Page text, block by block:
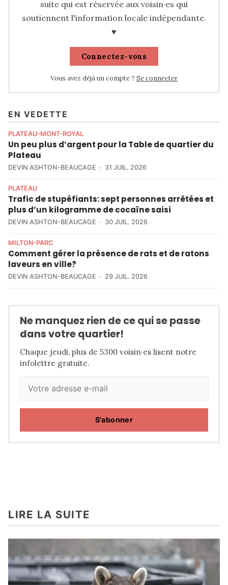
suite qui est réservée aux voisin·es qui
soutiennent l'information locale indépendante.
♥
Connectez-vous
Vous avez déjà un compte ? Se connecter
EN VEDETTE
PLATEAU-MONT-ROYAL
Un peu plus d’argent pour la Table de quartier du
Plateau
DEVIN ASHTON-BEAUCAGE 31 JUIL. 2026
PLATEAU
Trafic de stupéfiants: sept personnes arrêtées et
plus d’un kilogramme de cocaïne saisi
DEVIN ASHTON-BEAUCAGE 30 JUIL. 2026
MILTON-PARC
Comment gérer la présence de rats et de ratons
laveurs en ville?
DEVIN ASHTON-BEAUCAGE 29 JUIL. 2026
Ne manquez rien de ce qui se passe
dans votre quartier!
Chaque jeudi, plus de 5300 voisin·es lisent notre
infolettre gratuite.
S'abonner
LIRE LA SUITE